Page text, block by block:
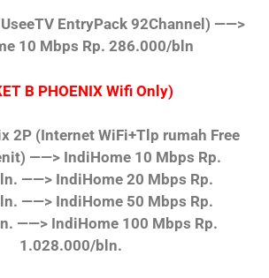
EntryPack 92Channel) ——>
10 Mbps Rp. 286.000/bln
B PHOENIX Wifi Only)
2P (Internet WiFi+Tlp rumah Free
——> IndiHome 10 Mbps Rp.
——> IndiHome 20 Mbps Rp.
——> IndiHome 50 Mbps Rp.
——> IndiHome 100 Mbps Rp.
1.028.000/bln.